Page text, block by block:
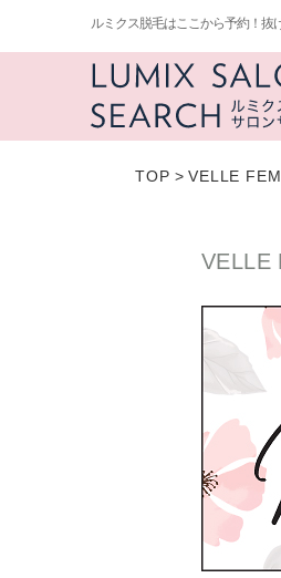
ルミクス脱毛はここから予約！抜
TOP >VELLE
VELLE